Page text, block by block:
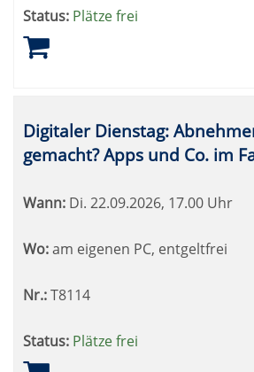
Status: Plätze frei
Digitaler Dienstag:
gemacht? Apps und Co. im
Wann: Di. 22.09.2026, 17.00 Uhr
Wo:am eigenen PC, entgeltfrei
Nr.:T8114
Status: Plätze frei